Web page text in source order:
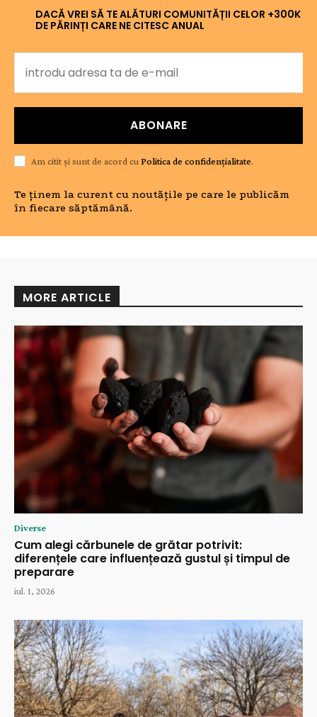
DACĂ VREI SĂ TE ALĂTURI COMUNITĂȚII CELOR +300K
DE PĂRINȚI CARE NE CITESC ANUAL
ABONARE
Am citit și sunt de acord cu Politica de confidențialitate.
Te ținem la curent cu noutățile pe care le publicăm
în fiecare săptămână.
MORE ARTICLE
Diverse
Cum alegi cărbunele de grătar potrivit:
diferențele care influențează gustul și timpul de
preparare
iul. 1, 2026